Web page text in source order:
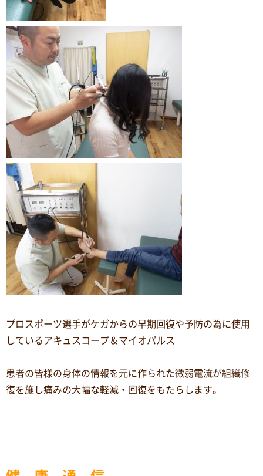
プロスポーツ選手がケガからの早期回復や予防の為に使用
しているアキュスコープ＆マイオパルス
患者の皆様の身体の情報を元に作られた微弱電流が組織修
復を施し痛みの大幅な軽減・回復をもたらします。